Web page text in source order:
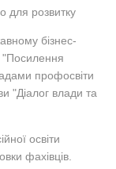
для розвитку
бізнес-
"Посилення
профосвіти
"Діалог влади та
освіти
фахівців.